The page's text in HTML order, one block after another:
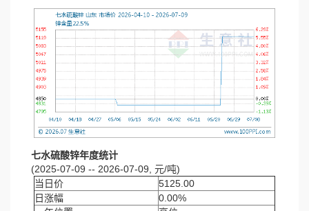
七水硫酸锌年度统计
(2025-07-09 -- 2026-07-09, 元/吨)
当日价
5125.00
日涨幅
0.00%